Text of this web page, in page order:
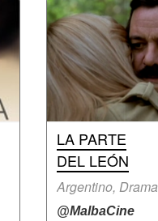
LA PARTE
DEL LEÓN
Argentino, Drama
@MalbaCine